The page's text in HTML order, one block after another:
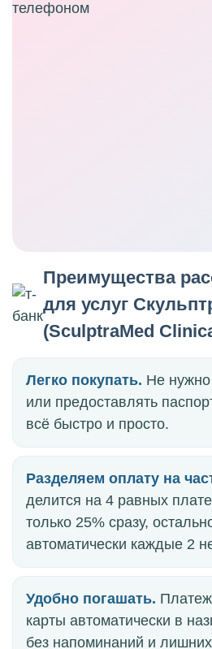
Преимущества
для услуг
(SculptraMed
Легко покупать. Не нужно
или предоставлять
всё быстро и просто.
Разделяем оплату на
делится на 4 равных
только 25% сразу,
автоматически каждые 2
Удобно погашать.
карты автоматически в
без напоминаний и